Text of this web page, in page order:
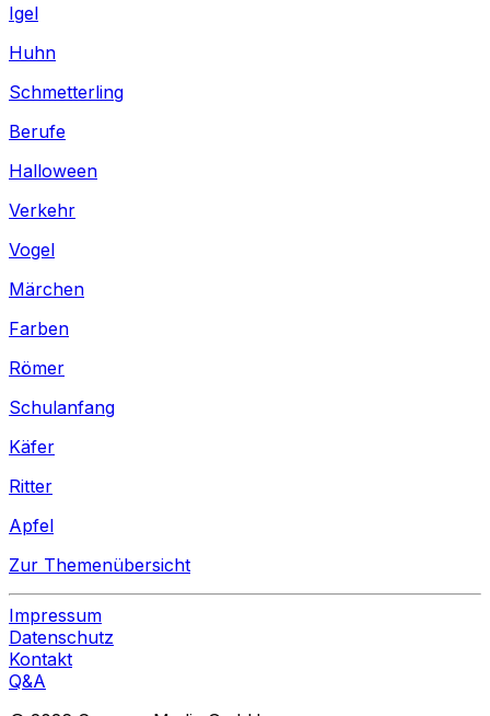
Igel
Huhn
Schmetterling
Berufe
Halloween
Verkehr
Vogel
Märchen
Farben
Römer
Schulanfang
Käfer
Ritter
Apfel
Zur Themenübersicht
Impressum
Datenschutz
Kontakt
Q&A